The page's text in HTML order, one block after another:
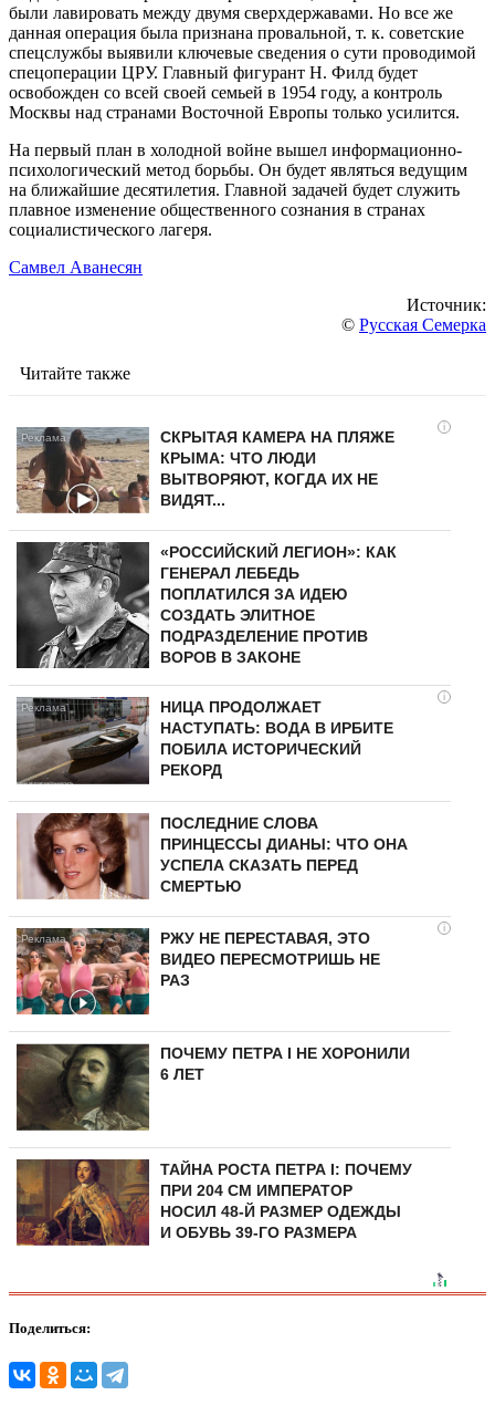
были лавировать между двумя сверхдержавами. Но все же
данная операция была признана провальной, т. к. советские
спецслужбы выявили ключевые сведения о сути проводимой
спецоперации ЦРУ. Главный фигурант Н. Филд будет
освобожден со всей своей семьей в 1954 году, а контроль
Москвы над странами Восточной Европы только усилится.
На первый план в холодной войне вышел информационно-
психологический метод борьбы. Он будет являться ведущим
на ближайшие десятилетия. Главной задачей будет служить
плавное изменение общественного сознания в странах
социалистического лагеря.
Самвел Аванесян
Источник:
© Русская Семерка
Читайте также
i
СКРЫТАЯ КАМЕРА НА ПЛЯЖЕ
КРЫМА: ЧТО ЛЮДИ
ВЫТВОРЯЮТ, КОГДА ИХ НЕ
ВИДЯТ...
«РОССИЙСКИЙ ЛЕГИОН»: КАК
ГЕНЕРАЛ ЛЕБЕДЬ
ПОПЛАТИЛСЯ ЗА ИДЕЮ
СОЗДАТЬ ЭЛИТНОЕ
ПОДРАЗДЕЛЕНИЕ ПРОТИВ
ВОРОВ В ЗАКОНЕ
i
НИЦА ПРОДОЛЖАЕТ
НАСТУПАТЬ: ВОДА В ИРБИТЕ
ПОБИЛА ИСТОРИЧЕСКИЙ
РЕКОРД
ПОСЛЕДНИЕ СЛОВА
ПРИНЦЕССЫ ДИАНЫ: ЧТО ОНА
УСПЕЛА СКАЗАТЬ ПЕРЕД
СМЕРТЬЮ
i
РЖУ НЕ ПЕРЕСТАВАЯ, ЭТО
ВИДЕО ПЕРЕСМОТРИШЬ НЕ
РАЗ
ПОЧЕМУ ПЕТРА I НЕ ХОРОНИЛИ
6 ЛЕТ
ТАЙНА РОСТА ПЕТРА I: ПОЧЕМУ
ПРИ 204 СМ ИМПЕРАТОР
НОСИЛ 48-Й РАЗМЕР ОДЕЖДЫ
И ОБУВЬ 39-ГО РАЗМЕРА
Поделиться: